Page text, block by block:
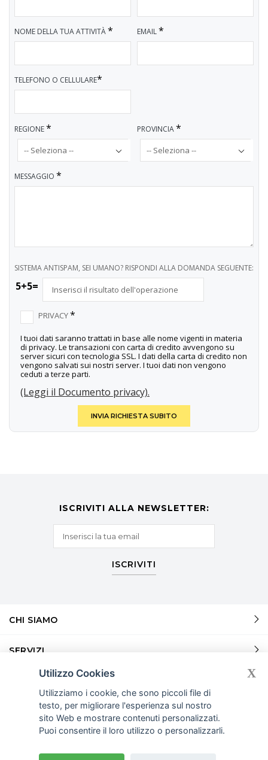
NOME DELLA TUA ATTIVITÀ* EMAIL*
TELEFONO O CELLULARE*
REGIONE* PROVINCIA*
MESSAGGIO *
SISTEMA ANTISPAM, SEI UMANO? RISPONDI ALLA DOMANDA SEGUENTE:
5+5=
PRIVACY*
I tuoi dati saranno trattati in base alle nome vigenti in materia
di privacy. Le transazioni con carta di credito avvengono su
server sicuri con tecnologia SSL. I dati della carta di credito non
vengono salvati sui nostri server. I tuoi dati non vengono
ceduti a terze parti.
(Leggi il Documento privacy).
INVIA RICHIESTA SUBITO
ISCRIVITI ALLA NEWSLETTER:
ISCRIVITI
CHI SIAMO
SERVIZI
SERVIZI
INFORMAZIONI
Utilizzo Cookies
Utilizziamo i cookie, che sono piccoli file di
testo, per migliorare l'esperienza sul nostro
sito Web e mostrare contenuti personalizzati.
Puoi consentire il loro utilizzo o personalizzarli.
X